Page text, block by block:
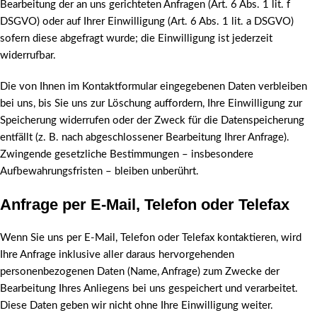
Bearbeitung der an uns gerichteten Anfragen (Art. 6 Abs. 1 lit. f
DSGVO) oder auf Ihrer Einwilligung (Art. 6 Abs. 1 lit. a DSGVO)
sofern diese abgefragt wurde; die Einwilligung ist jederzeit
widerrufbar.
Die von Ihnen im Kontaktformular eingegebenen Daten verbleiben
bei uns, bis Sie uns zur Löschung auffordern, Ihre Einwilligung zur
Speicherung widerrufen oder der Zweck für die Datenspeicherung
entfällt (z. B. nach abgeschlossener Bearbeitung Ihrer Anfrage).
Zwingende gesetzliche Bestimmungen – insbesondere
Aufbewahrungsfristen – bleiben unberührt.
Anfrage per E-Mail, Telefon oder Telefax
Wenn Sie uns per E-Mail, Telefon oder Telefax kontaktieren, wird
Ihre Anfrage inklusive aller daraus hervorgehenden
personenbezogenen Daten (Name, Anfrage) zum Zwecke der
Bearbeitung Ihres Anliegens bei uns gespeichert und verarbeitet.
Diese Daten geben wir nicht ohne Ihre Einwilligung weiter.